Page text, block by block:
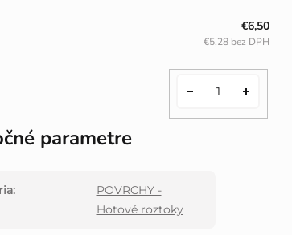
€6,50
€5,28 bez DPH
parametre
:
POVRCHY -
Hotové roztoky